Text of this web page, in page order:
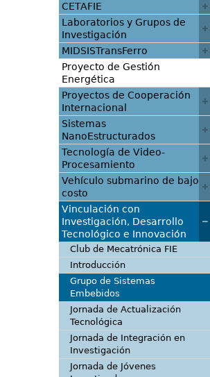
CETAFIE
Laboratorios y Grupos de
Investigación
MIDSISTransFerro
Proyecto de Gestión
Energética
Proyectos de Cooperación
Internacional
Sistemas
NanoEstructurados
Tecnología de Video-
Procesamiento
Vehículo submarino de bajo
costo
Vinculación con
Investigación, Desarrollo
Tecnológico e Innovación
Club de Mecatrónica FIE
Introducción
Grupo de Sistemas
Embebidos
Jornada de Actualización
Tecnológica
Jornada de Integración en
Investigación
Jornada de Jóvenes